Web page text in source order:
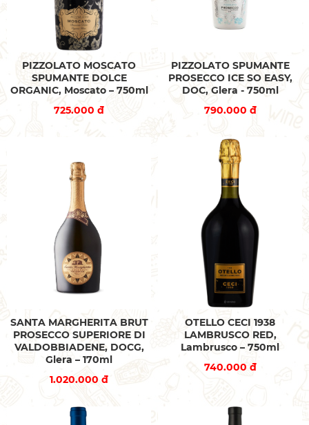
PIZZOLATO MOSCATO
SPUMANTE DOLCE
ORGANIC, Moscato – 750ml
725.000 đ
PIZZOLATO SPUMANTE
PROSECCO ICE SO EASY,
DOC, Glera - 750ml
790.000 đ
SANTA MARGHERITA BRUT
PROSECCO SUPERIORE DI
VALDOBBIADENE, DOCG,
Glera – 170ml
1.020.000 đ
OTELLO CECI 1938
LAMBRUSCO RED,
Lambrusco – 750ml
740.000 đ